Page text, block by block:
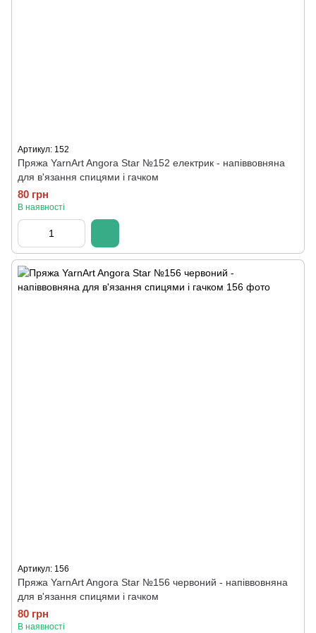
Артикул: 152
Пряжа YarnArt Angora Star №152 електрик - напіввовняна
для в'язання спицями і гачком
80 грн
В наявності
Артикул: 156
Пряжа YarnArt Angora Star №156 червоний - напіввовняна
для в'язання спицями і гачком
80 грн
В наявності